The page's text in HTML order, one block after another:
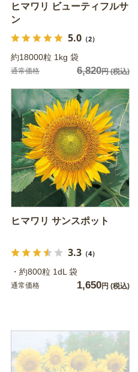
ヒマワリ ビューティフルサ
ン
5.0（2）
約18000粒 1kg 袋
通常価格 6,820円(税込)
ヒマワリ サンスポット
3.3（4）
・約800粒 1dL 袋
通常価格 1,650円 (税込)